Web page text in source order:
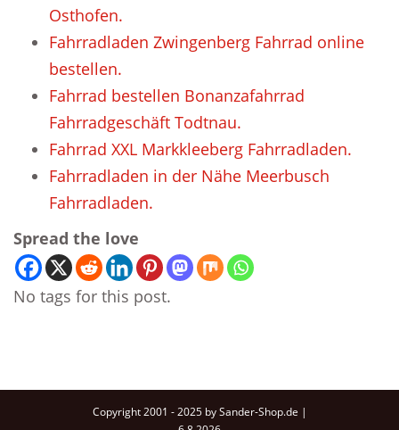
Osthofen.
Fahrradladen Zwingenberg Fahrrad online
bestellen.
Fahrrad bestellen Bonanzafahrrad
Fahrradgeschäft Todtnau.
Fahrrad XXL Markkleeberg Fahrradladen.
Fahrradladen in der Nähe Meerbusch
Fahrradladen.
Spread the love
No tags for this post.
Copyright 2001 - 2025 by Sander-Shop.de |